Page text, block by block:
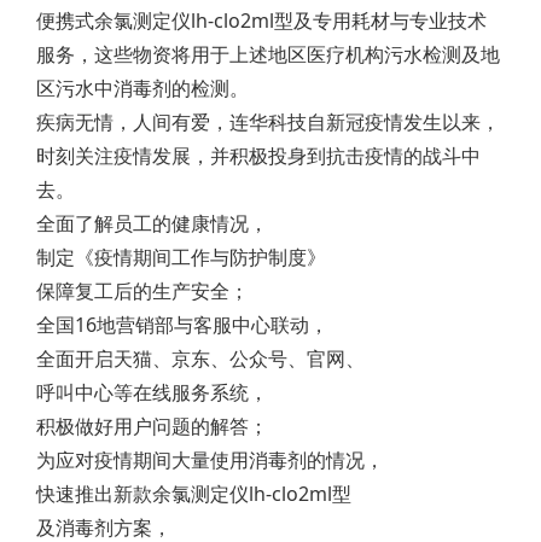
便携式余氯测定仪lh-clo2ml型及专用耗材与专业技术
服务，这些物资将用于上述地区医疗机构污水检测及地
区污水中消毒剂的检测。
疾病无情，人间有爱，连华科技自新冠疫情发生以来，
时刻关注疫情发展，并积极投身到抗击疫情的战斗中
去。
全面了解员工的健康情况，
制定《疫情期间工作与防护制度》
保障复工后的生产安全；
全国16地营销部与客服中心联动，
全面开启天猫、京东、公众号、官网、
呼叫中心等在线服务系统，
积极做好用户问题的解答；
为应对疫情期间大量使用消毒剂的情况，
快速推出新款余氯测定仪lh-clo2ml型
及消毒剂方案，